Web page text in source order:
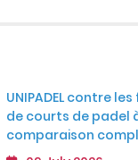
UNIPADEL contre
de courts de padel
comparaison